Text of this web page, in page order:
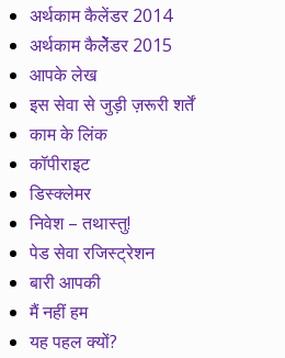
अर्थकाम कैलेंडर 2014
अर्थकाम कैलेेंडर 2015
आपके लेख
इस सेवा से जुड़ी ज़रूरी शर्तें
काम के लिंक
कॉपीराइट
डिस्क्लेमर
निवेश – तथास्तु!
पेड सेवा रजिस्ट्रेशन
बारी आपकी
मैं नहीं हम
यह पहल क्यों?